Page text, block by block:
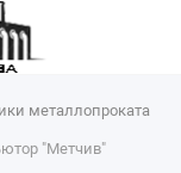
металлопроката
"Метчив"